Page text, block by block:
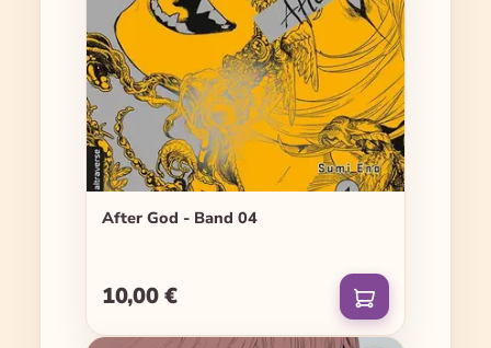
After God - Band 04
Regulärer Preis:
10,00 €